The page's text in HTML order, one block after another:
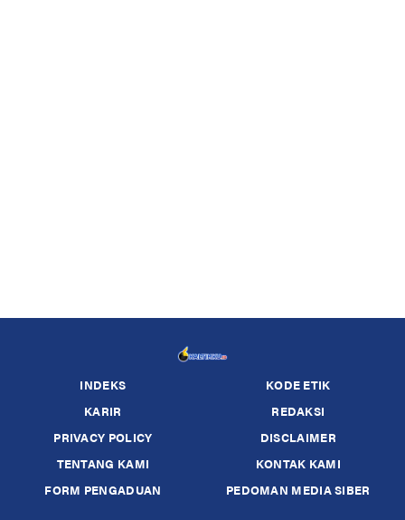
INDEKS
KODE ETIK
KARIR
REDAKSI
PRIVACY POLICY
DISCLAIMER
TENTANG KAMI
KONTAK KAMI
FORM PENGADUAN
PEDOMAN MEDIA SIBER